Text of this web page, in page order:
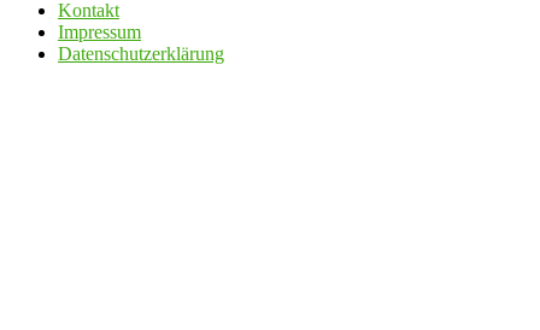
Kontakt
Impressum
Datenschutzerklärung